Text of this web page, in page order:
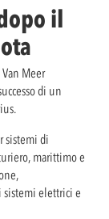
il
Meer
di un
sistemi di
marittimo e
elettrici e